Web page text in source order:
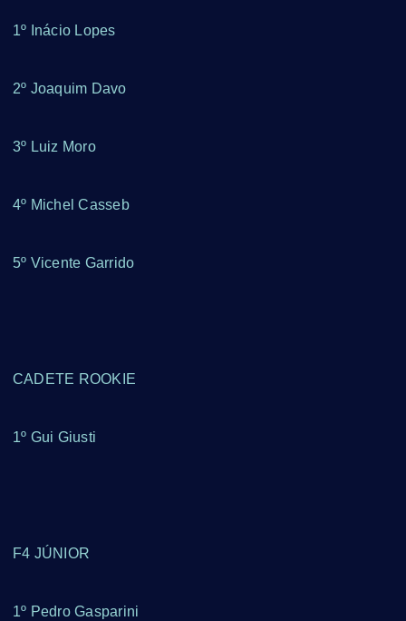
1º Inácio Lopes
2º Joaquim Davo
3º Luiz Moro
4º Michel Casseb
5º Vicente Garrido
CADETE ROOKIE
1º Gui Giusti
F4 JÚNIOR
1º Pedro Gasparini